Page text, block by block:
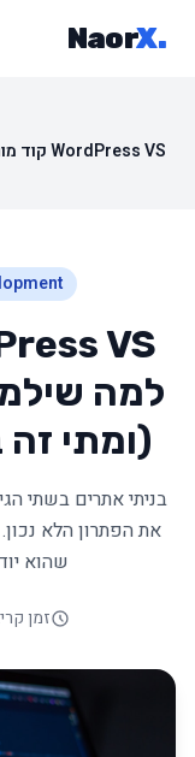
.
NaorX
(ומתי
את הפתרון הלא
שהוא
זמן קריאה: